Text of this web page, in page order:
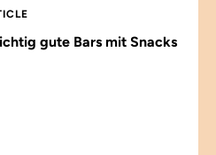
gute Bars mit Snacks